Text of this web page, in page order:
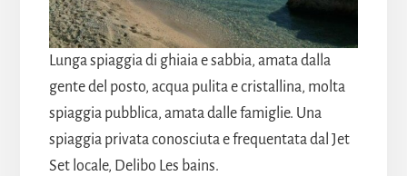
Lunga spiaggia di ghiaia e sabbia, amata dalla
gente del posto, acqua pulita e cristallina, molta
spiaggia pubblica, amata dalle famiglie. Una
spiaggia privata conosciuta e frequentata dal Jet
Set locale, Delibo Les bains.